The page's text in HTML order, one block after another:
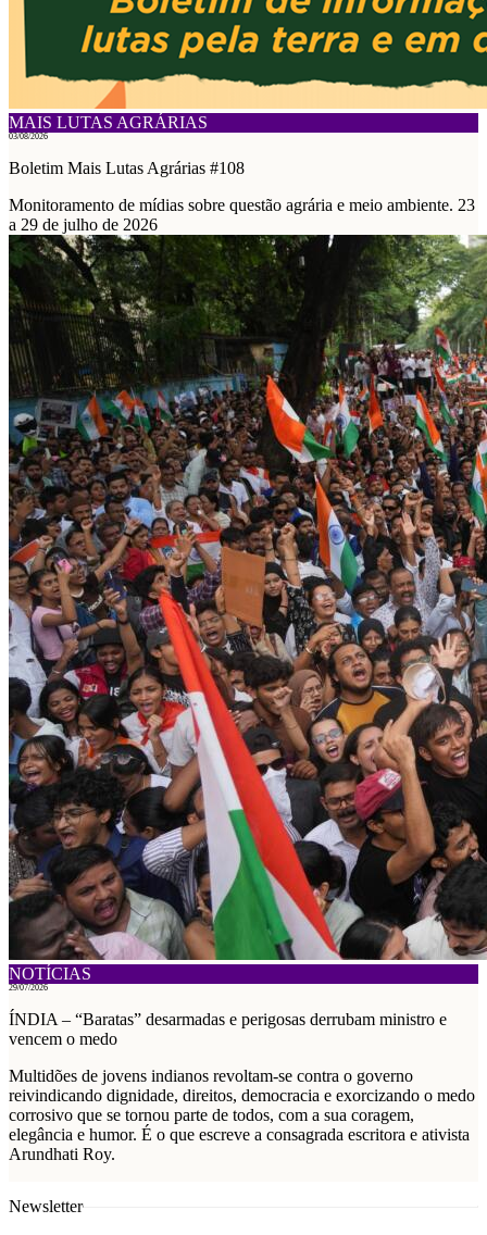
MAIS LUTAS AGRÁRIAS
03/08/2026
Boletim Mais Lutas Agrárias #108
Monitoramento de mídias sobre questão agrária e meio ambiente. 23
a 29 de julho de 2026
NOTÍCIAS
29/07/2026
ÍNDIA – “Baratas” desarmadas e perigosas derrubam ministro e
vencem o medo
Multidões de jovens indianos revoltam-se contra o governo
reivindicando dignidade, direitos, democracia e exorcizando o medo
corrosivo que se tornou parte de todos, com a sua coragem,
elegância e humor. É o que escreve a consagrada escritora e ativista
Arundhati Roy.
Newsletter